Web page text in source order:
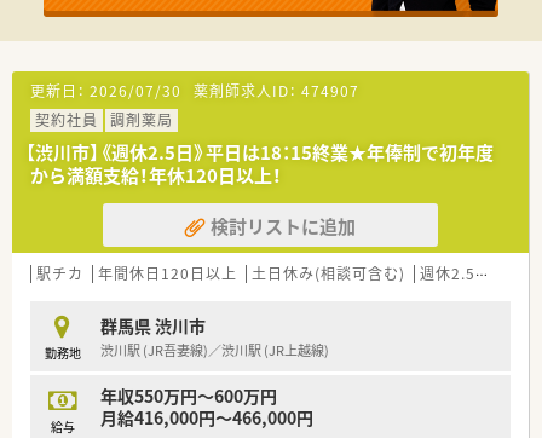
更新日： 2026/07/30 薬剤師求人ID： 474907
契約社員
調剤薬局
【渋川市】《週休2.5日》平日は18：15終業★年俸制で初年度
から満額支給！年休120日以上！
検討リストに追加
駅チカ 年間休日120日以上 土日休み(相談可含む) 週休2.5日以上
勤務地
群馬県 渋川市
渋川駅 (JR吾妻線)／渋川駅 (JR上越線)
給与
年収550万円～600万円
月給416,000円～466,000円